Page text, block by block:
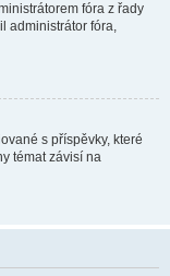
fóra z řady
administrátor fóra,
s příspěvky, které
témat závisí na